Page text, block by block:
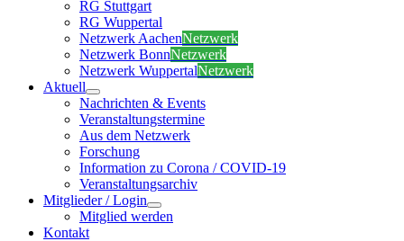
RG Stuttgart
RG Wuppertal
Netzwerk AachenNetzwerk
Netzwerk BonnNetzwerk
Netzwerk WuppertalNetzwerk
Aktuell
Nachrichten & Events
Veranstaltungstermine
Aus dem Netzwerk
Forschung
Information zu Corona / COVID-19
Veranstaltungsarchiv
Mitglieder / Login
Mitglied werden
Kontakt